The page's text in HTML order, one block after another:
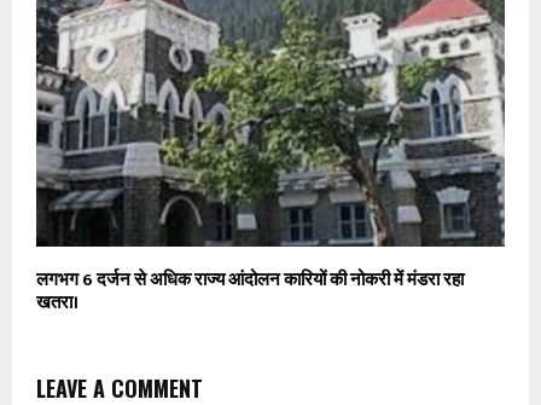
लगभग 6 दर्जन से अधिक राज्य आंदोलन कारियों की नोकरी में मंडरा रहा
खतरा।
LEAVE A COMMENT